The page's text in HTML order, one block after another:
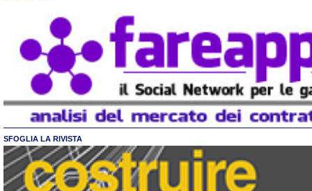
SFOGLIA LA RIVISTA